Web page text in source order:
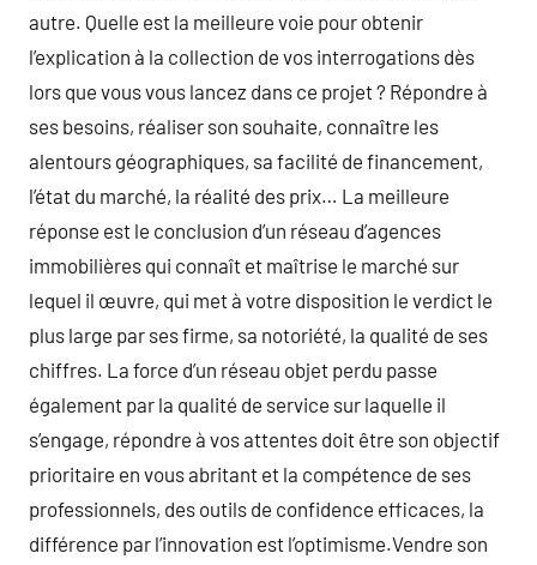
autre. Quelle est la meilleure voie pour obtenir
l’explication à la collection de vos interrogations dès
lors que vous vous lancez dans ce projet ? Répondre à
ses besoins, réaliser son souhaite, connaître les
alentours géographiques, sa facilité de financement,
l’état du marché, la réalité des prix… La meilleure
réponse est le conclusion d’un réseau d’agences
immobilières qui connaît et maîtrise le marché sur
lequel il œuvre, qui met à votre disposition le verdict le
plus large par ses firme, sa notoriété, la qualité de ses
chiffres. La force d’un réseau objet perdu passe
également par la qualité de service sur laquelle il
s’engage, répondre à vos attentes doit être son objectif
prioritaire en vous abritant et la compétence de ses
professionnels, des outils de confidence efficaces, la
différence par l’innovation est l’optimisme.Vendre son